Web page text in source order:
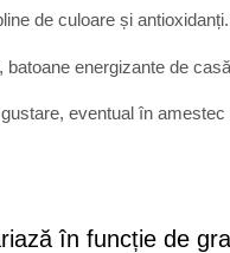
de culoare și antioxidanți.
batoane energizante de
eventual în
în funcție de